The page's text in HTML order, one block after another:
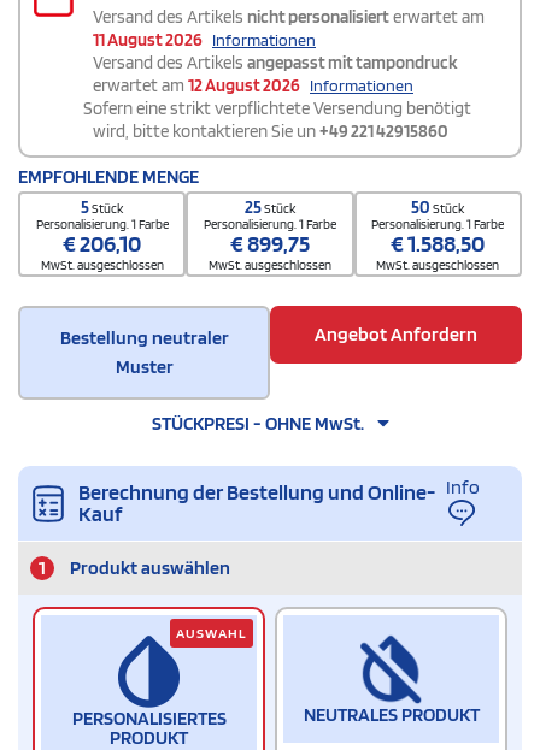
Versand des Artikels nicht personalisierterwartet am
11 August 2026 Informationen
Versand des Artikels angepasst mit tampondruck
erwartet am 12 August 2026 Informationen
Sofern eine strikt verpflichtete Versendung benötigt
wird, bitte kontaktieren Sie un+49 221 42915860
EMPFOHLENDE MENGE
5Stück
Personalisierung. 1 Farbe
€206,10
MwSt. ausgeschlossen
25Stück
Personalisierung. 1 Farbe
€899,75
MwSt. ausgeschlossen
50Stück
Personalisierung. 1 Farbe
€1.588,50
MwSt. ausgeschlossen
Bestellung neutraler
Muster
Angebot Anfordern
STÜCKPRESI - OHNE MwSt.
Berechnung der Bestellung und Online-
Kauf
Info
1 Produkt auswählen
PERSONALISIERTES
PRODUKT
AUSWAHL
NEUTRALES PRODUKT